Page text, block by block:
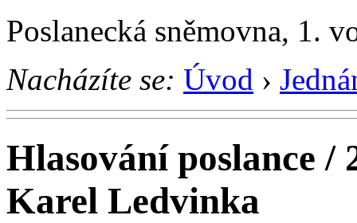
Poslanecká sněmovna, 1.
Nacházíte se: Úvod ›
Hlasování poslance /
Karel Ledvinka